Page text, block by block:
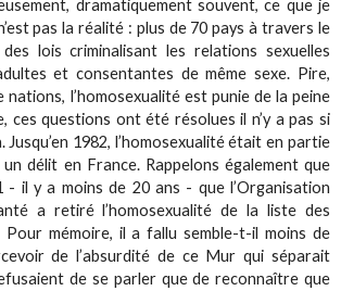
dramatiquement souvent, ce que je
pas la réalité : plus de 70 pays à travers le
lois criminalisant les relations sexuelles
et consentantes de même sexe. Pire,
nations, l’homosexualité est punie de la peine
ces questions ont été résolues il n’y a pas si
Jusqu’en 1982, l’homosexualité était en partie
délit en France. Rappelons également que
- il y a moins de 20 ans - que l’Organisation
a retiré l’homosexualité de la liste des
Pour mémoire, il a fallu semble-t-il moins de
de l’absurdité de ce Mur qui séparait
de se parler que de reconnaître que